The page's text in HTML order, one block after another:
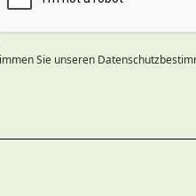
Sie unseren